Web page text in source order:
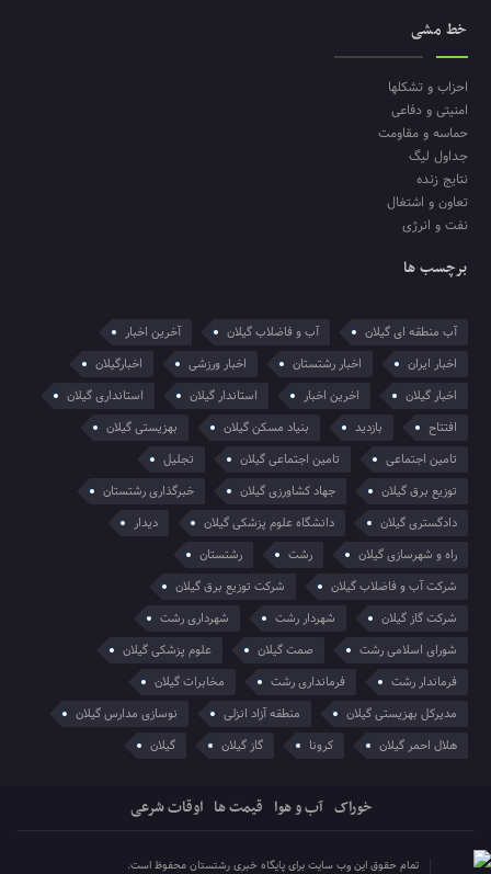
خط مشی
احزاب و تشکلها
امنیتی و دفاعی
حماسه و مقاومت
جداول لیگ
نتایج زنده
تعاون و اشتغال
نفت و انرژی
برچسب ها
آب منطقه ای گیلان آب و فاضلاب گیلان
آخرین اخبار
اخبار ایران
اخبار رشتستان اخبار ورزشی
اخبارگیلان
اخبار گیلان
اخرین اخبار استاندار گیلان
استانداری گیلان
افتتاح
بازدید بنیاد مسکن گیلان
بهزیستی گیلان
تامین اجتماعی
تامین اجتماعی گیلان
تجلیل
توزیع برق گیلان
جهاد کشاورزی گیلان
خبرگذاری رشتستان
دادگستری گیلان
دانشگاه علوم پزشکی گیلان
دیدار
راه و شهرسازی گیلان
رشت
رشتستان
شرکت آب و فاضلاب گیلان
شرکت توزیع برق گیلان
شرکت گاز گیلان
شهردار رشت
شهرداری رشت
شورای اسلامی رشت
صمت گیلان
علوم پزشکی گیلان
فرماندار رشت
فرمانداری رشت
مخابرات گیلان
مدیرکل بهزیستی گیلان
منطقه آزاد انزلی
نوسازی مدارس گیلان
هلال احمر گیلان
کرونا گاز گیلان گیلان
خوراک آب و هوا قیمت ها اوقات شرعی
تمام حقوق این وب سایت برای پایگاه خبری رشتستان محفوظ است.